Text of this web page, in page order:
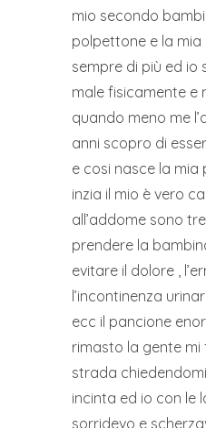
mio secondo
polpettone e la
sempre di più ed io
male fisicamente e
quando meno me
anni scopro di
e cosi nasce la mia
inzia il mio è vero
all’addome sono
prendere la
evitare il dolore ,
l’incontinenza
ecc il pancione
rimasto la gente
strada
incinta ed io con le
sorridevo e